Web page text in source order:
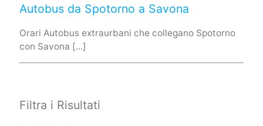
Autobus da Spotorno a Savona
Orari Autobus extraurbani che collegano Spotorno
con Savona [...]
Filtra i Risultati